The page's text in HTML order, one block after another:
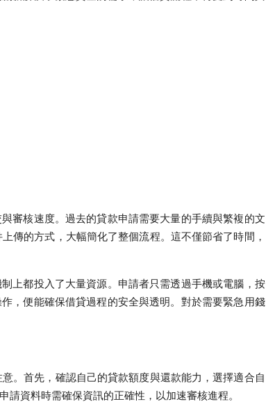
審核速度。過去的貸款申請需要大量的手續與繁複的文
傳的方式，大幅簡化了整個流程。這不僅節省了時間，
上都投入了大量資源。申請者只需透過手機或電腦，按
，便能確保借貸過程的安全與透明。對於需要緊急用錢
。首先，確認自己的貸款額度與還款能力，選擇適合自
資料時需確保資訊的正確性，以加速審核進程。